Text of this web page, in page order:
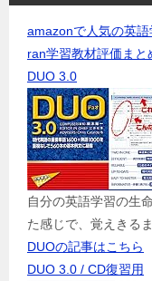
amazonで人気の英
ran学習教材評価まと
DUO 3.0
自分の英語学習の生
た感じで、覚えきる
DUOの記事はこちら
DUO 3.0 / CD復習用